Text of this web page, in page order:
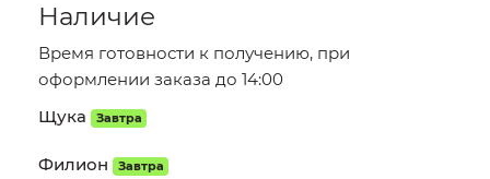
Наличие
Время готовности к получению, при
оформлении заказа до 14:00
Щука
Завтра
Филион Завтра